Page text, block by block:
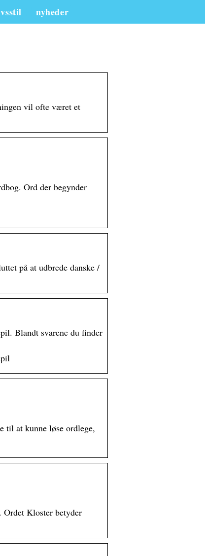
nyheder
vil ofte været et
Ord der begynder
på at udbrede danske /
Blandt svarene du finder
til at kunne løse ordlege,
Kloster betyder